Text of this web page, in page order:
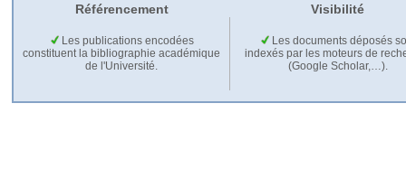
Référencement Visibilité
Les publications encodées
constituent la bibliographie académique
de l'Université.
Les documents déposés
indexés par les moteurs de
(Google Scholar,…).